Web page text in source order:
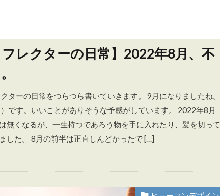
レクターの日常】2022年8月、不
ーの日常をつらつら書いていきます。 9月になりましたね。
です。いいことがありそうな予感がしています。 2022年8月
無くなるが、一生持つであろう物を手に入れたり、髪を切って
した。 8月の前半は正直しんどかったで […]